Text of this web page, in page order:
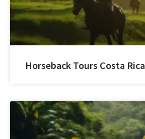
Horseback Tours Costa Rica